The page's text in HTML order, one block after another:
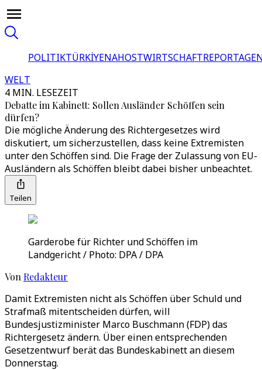
POLITIKTÜRKİYENAHOSTWIRTSCHAFT
WELT
4 MIN. LESEZEIT
Debatte im Kabinett: Sollen Ausländer Schöffen sein
dürfen?
Die mögliche Änderung des Richtergesetzes wird
diskutiert, um sicherzustellen, dass keine Extremisten
unter den Schöffen sind. Die Frage der Zulassung von EU-
Ausländern als Schöffen bleibt dabei bisher unbeachtet.
Teilen
Garderobe für Richter und Schöffen im
Landgericht / Photo: DPA / DPA
Von Redakteur
Damit Extremisten nicht als Schöffen über Schuld und
Strafmaß mitentscheiden dürfen, will
Bundesjustizminister Marco Buschmann (FDP) das
Richtergesetz ändern. Über einen entsprechenden
Gesetzentwurf berät das Bundeskabinett an diesem
Donnerstag.